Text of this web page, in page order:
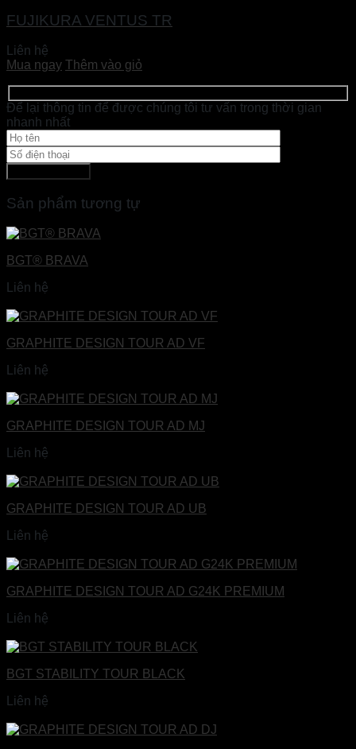
FUJIKURA VENTUS TR
Liên hệ
Mua ngay Thêm vào giỏ
Để lại thông tin để được chúng tôi tư vấn trong thời gian
nhanh nhất
Sản phẩm tương tự
BGT® BRAVA
Liên hệ
GRAPHITE DESIGN TOUR AD VF
Liên hệ
GRAPHITE DESIGN TOUR AD MJ
Liên hệ
GRAPHITE DESIGN TOUR AD UB
Liên hệ
GRAPHITE DESIGN TOUR AD G24K PREMIUM
Liên hệ
BGT STABILITY TOUR BLACK
Liên hệ